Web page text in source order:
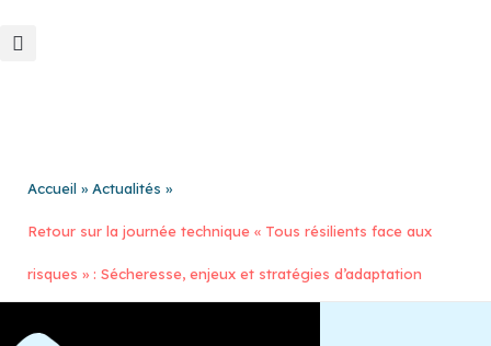
au
Accueil Actualités
Retour sur la journée technique « Tous résilients face aux
risques » : Sécheresse, enjeux et stratégies d’adaptation